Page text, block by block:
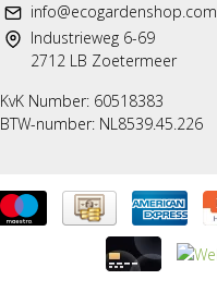
info@ecogardenshop.com
Industrieweg 6-69
2712 LB Zoetermeer
KvK Number: 60518383
BTW-number: NL8539.45.226